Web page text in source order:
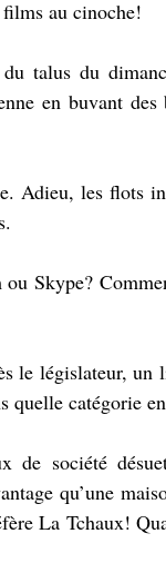
au cinoche!
talus du
en buvant
Adieu, les flots
Skype?
le législateur, un
quelle catégorie
de société
qu’une
La Tchaux!